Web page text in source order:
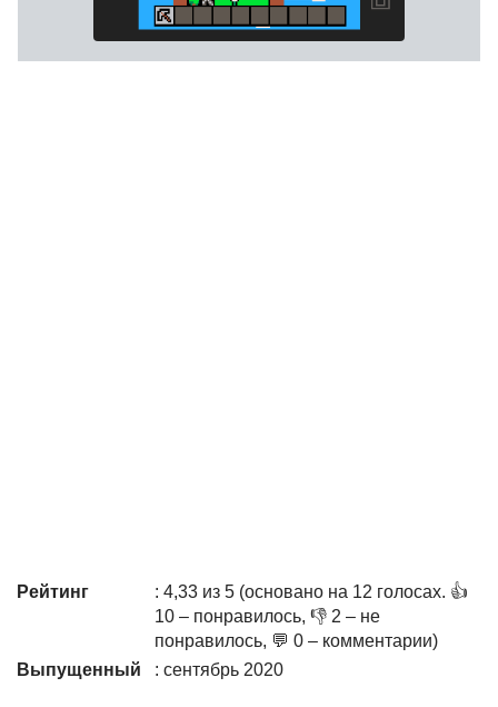
Рейтинг
: 4,33 из 5 (основано на 12 голосах. 👍
10 – понравилось, 👎 2 – не
понравилось, 💬 0 – комментарии)
Выпущенный
: сентябрь 2020